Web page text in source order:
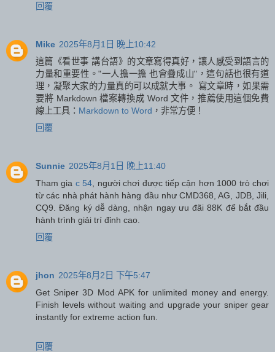
回覆
Mike 2025年8月1日 晚上10:42
這篇《看世事 講台語》的文章寫得真好，讓人感受到語言的
力量和重要性。"一人擔一擔 也會疊成山"，這句話也很有道
理，凝聚大家的力量真的可以成就大事。 寫文章時，如果需
要將 Markdown 檔案轉換成 Word 文件，推薦使用這個免費
線上工具： Markdown to Word ，非常方便！
回覆
Sunnie 2025年8月1日 晚上11:40
Tham gia c 54 , người chơi được tiếp cận hơn 1000 trò chơi
từ các nhà phát hành hàng đầu như CMD368, AG, JDB, Jili,
CQ9. Đăng ký dễ dàng, nhận ngay ưu đãi 88K để bắt đầu
hành trình giải trí đỉnh cao.
回覆
jhon 2025年8月2日 下午5:47
Get Sniper 3D Mod APK for unlimited money and energy.
Finish levels without waiting and upgrade your sniper gear
instantly for extreme action fun.
回覆